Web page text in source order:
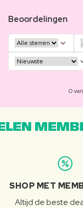
Beoordelingen
0
SHOP MET
Altijd de beste